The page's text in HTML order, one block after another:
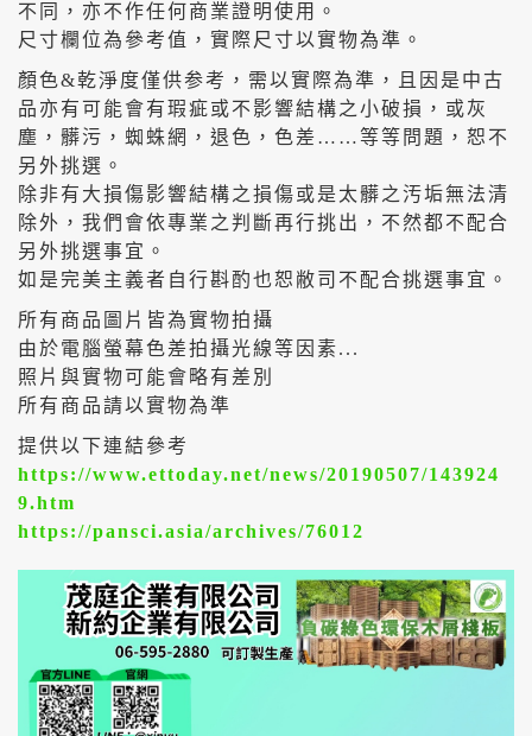
不同，亦不作任何商業證明使用。
尺寸欄位為參考值，實際尺寸以實物為準。
顏色&乾淨度僅供参考，需以實際為準，且因是中古
品亦有可能會有瑕疵或不影響結構之小破損，或灰
塵，髒污，蜘蛛網，退色，色差……等等問題，恕不
另外挑選。
除非有大損傷影響結構之損傷或是太髒之汚垢無法清
除外，我們會依專業之判斷再行挑出，不然都不配合
另外挑選事宜。
如是完美主義者自行斟酌也恕敝司不配合挑選事宜。
所有商品圖片皆為實物拍攝
由於電腦螢幕色差拍攝光線等因素...
照片與實物可能會略有差別
所有商品請以實物為準
提供以下連結參考
https://www.ettoday.net/news/20190507/143924
9.htm
https://pansci.asia/archives/76012